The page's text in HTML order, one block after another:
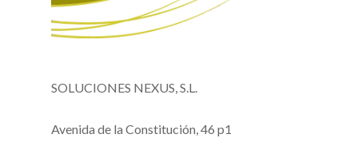
SOLUCIONES NEXUS, S.L.
Avenida de la Constitución, 46 p1